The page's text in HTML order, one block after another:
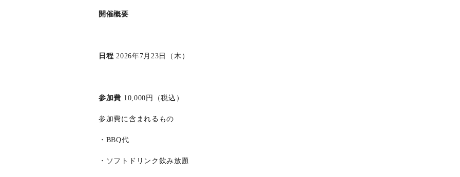
開催概要
日程 2026年7月23日（木）
参加費 10,000円（税込）
参加費に含まれるもの
・BBQ代
・ソフトドリンク飲み放題